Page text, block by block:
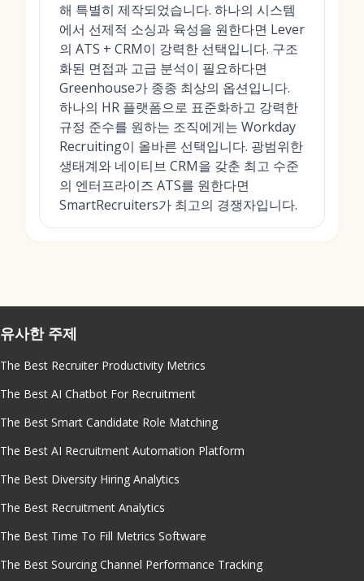
해 특별히 제작되었습니다. 하나의 시스템
에서 선제적 소싱과 육성을 원한다면 Lever
의 ATS + CRM이 강력한 선택입니다. 구조
화된 면접과 고급 분석이 필요하다면
Greenhouse가 종종 최상의 옵션입니다.
하나의 HR 플랫폼으로 표준화하고 강력한
규정 준수를 원하는 조직에게는 Workday
Recruiting이 올바른 선택입니다. 광범위한
생태계와 네이티브 CRM을 갖춘 최고 수준
의 엔터프라이즈 ATS를 원한다면
SmartRecruiters가 최고의 경쟁자입니다.
유사한 주제
The Best Recruiter Productivity Metrics
The Best AI Chatbot For Recruitment
The Best Smart Candidate Role Matching
The Best AI Recruitment Automation Platform
The Best Diversity Hiring Analytics
The Best Recruitment Analytics
The Best Time To Fill Metrics Software
The Best Sourcing Channel Performance Tracking